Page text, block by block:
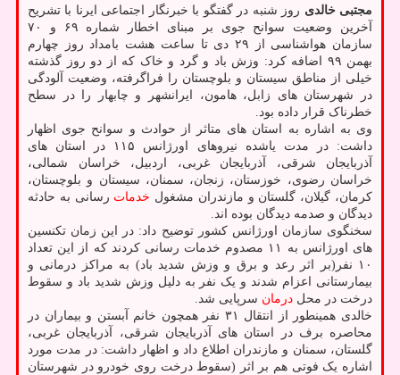
مجتبی خالدی روز شنبه در گفتگو با خبرنگار اجتماعی ایرنا با تشریح
آخرین وضعیت سوانح جوی بر مبنای اخطار شماره ۶۹ و ۷۰
سازمان هواشناسی از ۲۹ دی تا ساعت هشت بامداد روز چهارم
بهمن ۹۹ اضافه کرد: وزش باد و گرد و خاک که از دو روز گذشته
خیلی از مناطق سیستان و بلوچستان را فراگرفته، وضعیت آلودگی
در شهرستان های زابل، هامون، ایرانشهر و چابهار را در سطح
خطرناک قرار داده بود.
وی به اشاره به استان های متاثر از حوادث و سوانح جوی اظهار
داشت: در مدت یاشده نیروهای اورژانس ۱۱۵ در استان های
آذربایجان شرقی، آذربایجان غربی، اردبیل، خراسان شمالی،
خراسان رضوی، خوزستان، زنجان، سمنان، سیستان و بلوچستان،
کرمان، گیلان، گلستان و مازندران مشغول خدمات رسانی به حادثه
دیدگان و صدمه دیدگان بوده اند.
سخنگوی سازمان اورژانس کشور توضیح داد: در این زمان تکنسین
های اورژانس به ۱۱ مصدوم خدمات رسانی کردند که از این تعداد
۱۰ نفر(بر اثر رعد و برق و وزش شدید باد) به مراکز درمانی و
بیمارستانی اعزام شدند و یک نفر به دلیل وزش شدید باد و سقوط
درخت در محل درمان سرپایی شد.
خالدی همینطور از انتقال ۳۱ نفر همچون خانم آبستن و بیماران در
محاصره برف در استان های آذربایجان شرقی، آذربایجان غربی،
گلستان، سمنان و مازندران اطلاع داد و اظهار داشت: در مدت مورد
اشاره یک فوتی هم بر اثر (سقوط درخت روی خودرو در شهرستان